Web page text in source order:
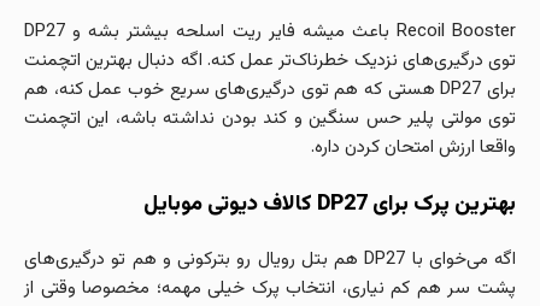
Recoil Booster باعث میشه فایر ریت اسلحه بیشتر بشه و DP27
توی درگیری‌های نزدیک خطرناک‌تر عمل کنه. اگه دنبال بهترین اتچمنت
برای DP27 هستی که هم توی درگیری‌های سریع خوب عمل کنه، هم
توی مولتی پلیر حس سنگین و کند بودن نداشته باشه، این اتچمنت
واقعا ارزش امتحان کردن داره.
بهترین پرک برای DP27 کالاف دیوتی موبایل
اگه می‌خوای با DP27 هم بتل رویال رو بترکونی و هم تو درگیری‌های
پشت سر هم کم نیاری، انتخاب پرک خیلی مهمه؛ مخصوصا وقتی از